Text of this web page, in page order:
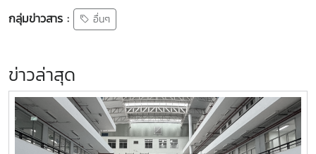
กลุ่มข่าวสาร : อื่นๆ
ข่าวล่าสุด